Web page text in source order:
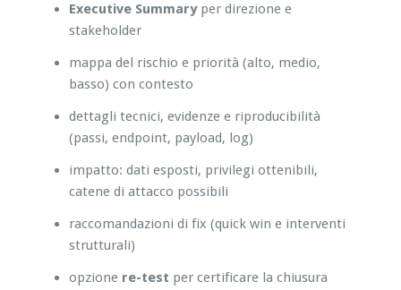
Executive Summaryper direzione e
stakeholder
mappa del rischio e priorità (alto, medio,
basso) con contesto
dettagli tecnici, evidenze e riproducibilità
(passi, endpoint, payload, log)
impatto: dati esposti, privilegi ottenibili,
catene di attacco possibili
raccomandazioni di fix (quick win e interventi
strutturali)
opzione re-test per certificare la chiusura